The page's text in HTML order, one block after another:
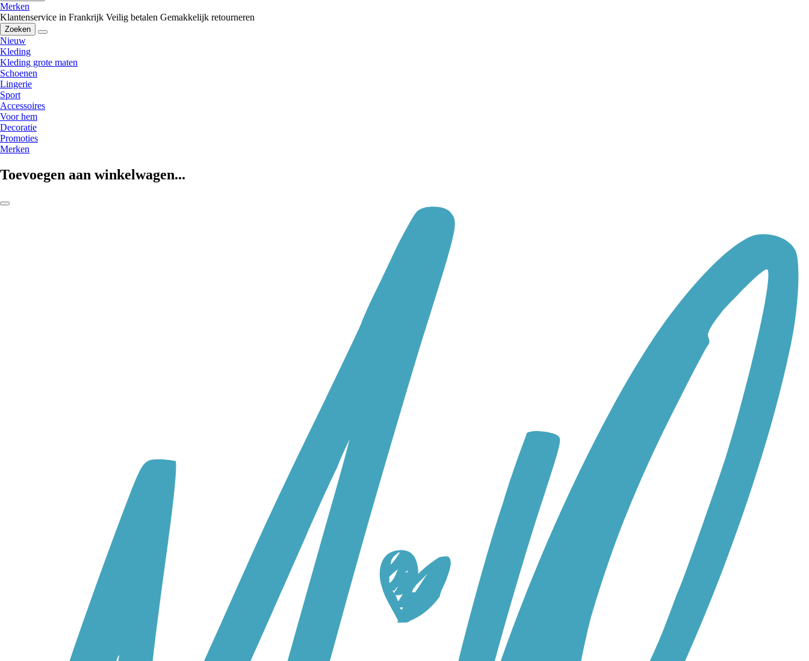
Merken
Klantenservice in Frankrijk Veilig betalen Gemakkelijk retourneren
Zoeken
Nieuw
Kleding
Kleding grote maten
Schoenen
Lingerie
Sport
Accessoires
Voor hem
Decoratie
Promoties
Merken
Toevoegen aan winkelwagen...